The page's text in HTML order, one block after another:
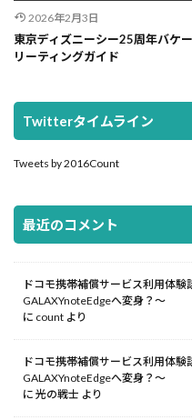
2026年2月3日
東京ディズニーシー25周年バケ
リーティングガイド
Twitterタイムライン
Tweets by 2016Count
最近のコメント
ドコモ携帯補償サービス利用体験
GALAXYnoteEdgeへ変身？～
に count より
ドコモ携帯補償サービス利用体験
GALAXYnoteEdgeへ変身？～
に 光の戦士 より